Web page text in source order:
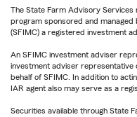
The State Farm Advisory
program sponsored and managed
(SFIMC) a registered investment
An SFIMC investment adviser
investment adviser representative
behalf of SFIMC. In addition to
IAR agent also may serve as a
Securities available through State